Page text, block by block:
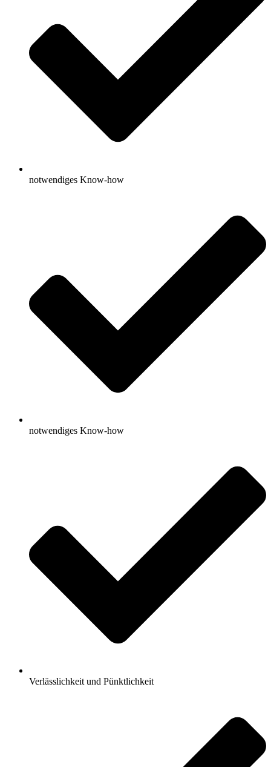
notwendiges Know-how
notwendiges Know-how
Verlässlichkeit und Pünktlichkeit